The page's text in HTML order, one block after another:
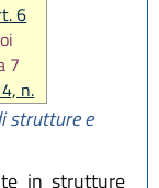
6
7
n.
6
strutture e
in strutture